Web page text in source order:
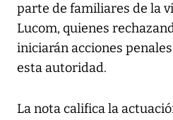
parte de familiares de la
Lucom, quienes
iniciarán acciones
esta autoridad.
La nota califica la